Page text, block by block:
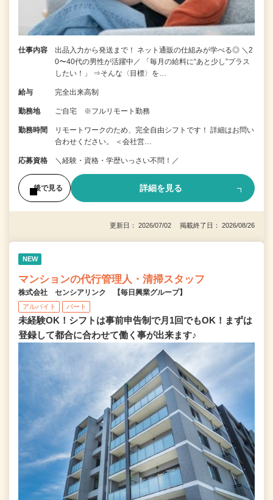
仕事内容
出品入力から発送まで！ ネット通販の仕組みが学べる◎ ＼2
0〜40代の男性が活躍中／ 「毎月の給料に“あと少し”プラス
したい！」 ⇒そんな〈目標〉を…
給与 完全出来高制
勤務地 ご自宅 ※フルリモート勤務
勤務時間
リモートワークのため、完全自由シフトです！ 詳細はお問い
合わせください。 ＜会社営…
応募資格 ＼経験・資格・学歴いっさい不問！／
後で見る 詳細を見る
更新日： 2026/07/02 掲載終了日： 2026/08/26
NEW
マンションの代行管理人・清掃スタッフ
株式会社 センシアリンク 【毎日興業グループ】
アルバイト パート
未経験OK！シフトは事前申告制で月1回でもOK！まずは
登録して都合に合わせて働く事が出来ます♪